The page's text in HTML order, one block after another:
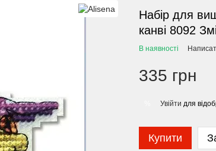
Набір для
канві 8092
В наявності
335 грн
Увійти для
Купити